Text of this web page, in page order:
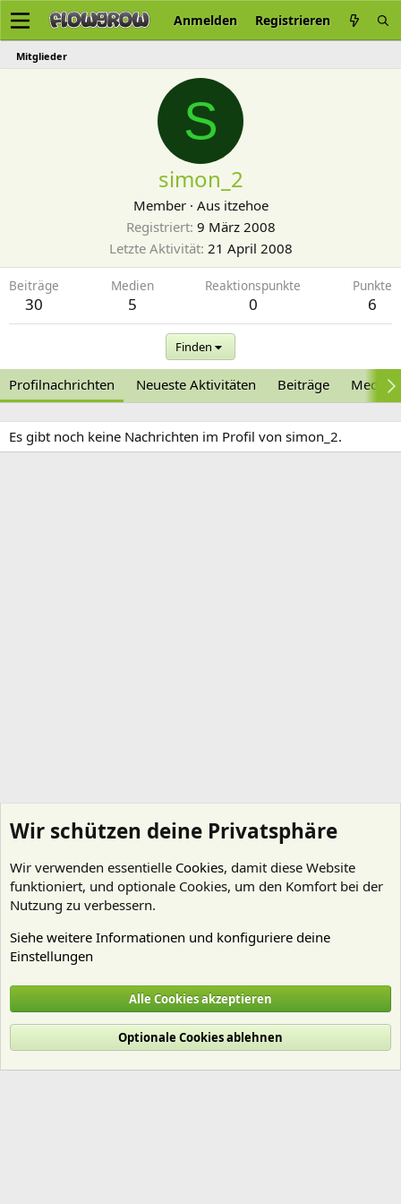
Anmelden Registrieren
Mitglieder
S
simon_2
Member · Aus itzehoe
Registriert 9 März 2008
Letzte Aktivität 21 April 2008
Beiträge
30
Medien
5
Reaktionspunkte
0
Punkte
6
Finden
Profilnachrichten Neueste Aktivitäten Beiträge Medien
Es gibt noch keine Nachrichten im Profil von simon_2.
Cookies
Deutsch (Du)
Nutzungsbedingungen
Datenschutz Hilfe und Impressum
R
Wir schützen deine Privatsphäre
Wir verwenden essentielle Cookies, damit diese Website
funktioniert, und optionale Cookies, um den Komfort bei der
Nutzung zu verbessern.
Siehe weitere Informationen und konfiguriere deine
Einstellungen
Alle Cookies akzeptieren
Optionale Cookies ablehnen